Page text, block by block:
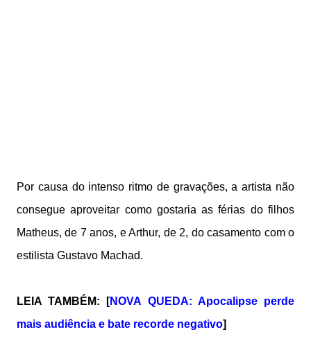
Por causa do intenso ritmo de gravações, a artista não
consegue aproveitar como gostaria as férias do filhos
Matheus, de 7 anos, e Arthur, de 2, do casamento com o
estilista Gustavo Machad.
LEIA TAMBÉM: [NOVA QUEDA: Apocalipse perde
mais audiência e bate recorde negativo]